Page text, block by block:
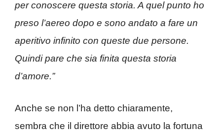
per conoscere questa storia. A quel punto ho
preso l’aereo dopo e sono andato a fare un
aperitivo infinito con queste due persone.
Quindi pare che sia finita questa storia
d’amore.”
Anche se non l’ha detto chiaramente,
sembra che il direttore abbia avuto la fortuna